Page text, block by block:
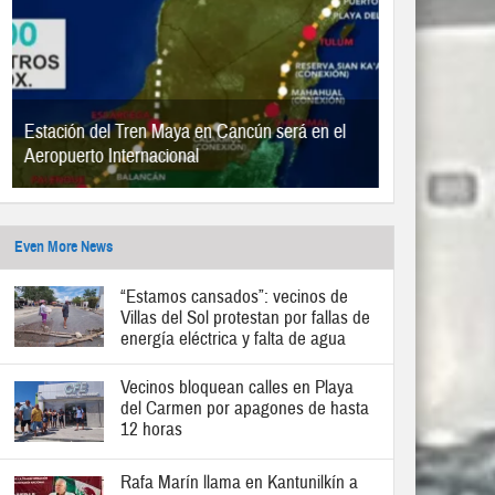
Estación del Tren Maya en Cancún será en el
Aeropuerto Internacional
Even More News
“Estamos cansados”: vecinos de
Villas del Sol protestan por fallas de
energía eléctrica y falta de agua
Vecinos bloquean calles en Playa
del Carmen por apagones de hasta
12 horas
Rafa Marín llama en Kantunilkín a